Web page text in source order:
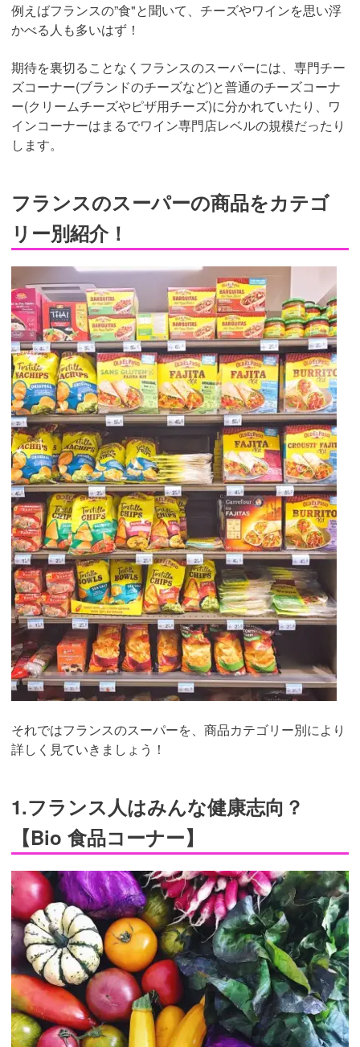
例えばフランスの”食"と聞いて、チーズやワインを思い浮
かべる人も多いはず！
期待を裏切ることなくフランスのスーパーには、専門チー
ズコーナー(ブランドのチーズなど)と普通のチーズコーナ
ー(クリームチーズやピザ用チーズ)に分かれていたり、ワ
インコーナーはまるでワイン専門店レベルの規模だったり
します。
フランスのスーパーの商品をカテゴ
リー別紹介！
それではフランスのスーパーを、商品カテゴリー別により
詳しく見ていきましょう！
1.フランス人はみんな健康志向？
【Bio 食品コーナー】